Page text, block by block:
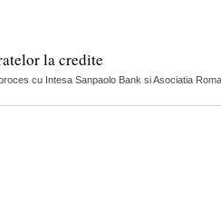
la credite
cu Intesa Sanpaolo Bank si Asociatia